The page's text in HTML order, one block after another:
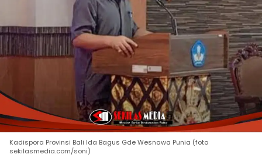
Kadispora Provinsi Bali Ida Bagus Gde Wesnawa Punia (foto
sekilasmedia.com/soni)